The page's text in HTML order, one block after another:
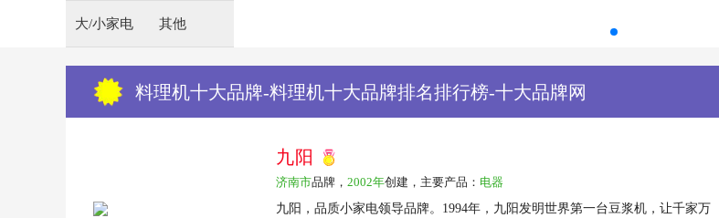
大/小家电 其他
料理机十大品牌-料理机十大品牌排名排行榜-十大品牌网
九阳
济南市品牌， 2002年创建，主要产品： 电器
九阳，品质小家电领导品牌。1994年，九阳发明世界第一台豆浆机，让千家万